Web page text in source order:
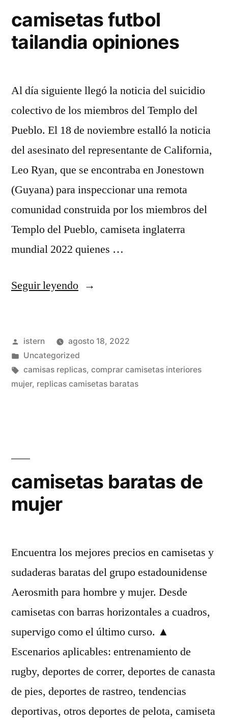
camisetas futbol
tailandia opiniones
Al día siguiente llegó la noticia del suicidio
colectivo de los miembros del Templo del
Pueblo. El 18 de noviembre estalló la noticia
del asesinato del representante de California,
Leo Ryan, que se encontraba en Jonestown
(Guyana) para inspeccionar una remota
comunidad construida por los miembros del
Templo del Pueblo, camiseta inglaterra
mundial 2022 quienes …
Seguir leyendo«camisetas
opiniones»
Publicado
por
istern
agosto 18, 2022
Publicado
en
Uncategorized
Etiquetas:
camisas replicas, comprar camisetas interiores
mujer, replicas camisetas baratas
camisetas baratas de
mujer
Encuentra los mejores precios en camisetas y
sudaderas baratas del grupo estadounidense
Aerosmith para hombre y mujer. Desde
camisetas con barras horizontales a cuadros,
supervigo como el último curso. ▲
Escenarios aplicables: entrenamiento de
rugby, deportes de correr, deportes de canasta
de pies, deportes de rastreo, tendencias
deportivas, otros deportes de pelota, camiseta